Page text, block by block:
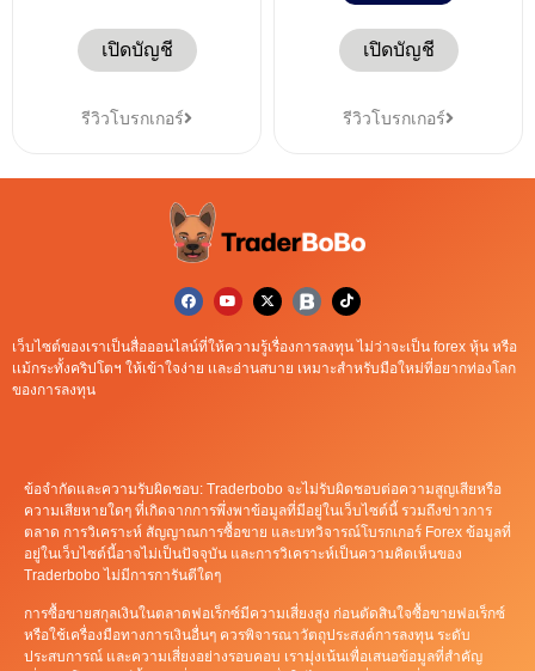
เปิดบัญชี
รีวิวโบรกเกอร์
เปิดบัญชี
รีวิวโบรกเกอร์
เว็บไซต์ของเราเป็นสื่อออนไลน์ที่ให้ความรู้เรื่องการลงทุน ไม่ว่าจะเป็น forex หุ้น หรือ
เเม้กระทั้งคริปโตฯ ให้เข้าใจง่าย เเละอ่านสบาย เหมาะสำหรับมือใหม่ที่อยากท่องโลก
ของการลงทุน
ข้อจำกัดและความรับผิดชอบ: Traderbobo จะไม่รับผิดชอบต่อความสูญเสียหรือ
ความเสียหายใดๆ ที่เกิดจากการพึ่งพาข้อมูลที่มีอยู่ในเว็บไซต์นี้ รวมถึงข่าวการ
ตลาด การวิเคราะห์ สัญญาณการซื้อขาย และบทวิจารณ์โบรกเกอร์ Forex ข้อมูลที่
อยู่ในเว็บไซต์นี้อาจไม่เป็นปัจจุบัน และการวิเคราะห์เป็นความคิดเห็นของ
Traderbobo ไม่มีการการันตีใดๆ
การซื้อขายสกุลเงินในตลาดฟอเร็กซ์มีความเสี่ยงสูง ก่อนตัดสินใจซื้อขายฟอเร็กซ์
หรือใช้เครื่องมือทางการเงินอื่นๆ ควรพิจารณาวัตถุประสงค์การลงทุน ระดับ
ประสบการณ์ และความเสี่ยงอย่างรอบคอบ เรามุ่งเน้นเพื่อเสนอข้อมูลที่สำคัญ